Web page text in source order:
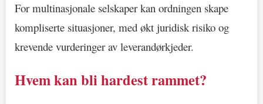
For multinasjonale selskaper kan ordningen skape
kompliserte situasjoner, med økt juridisk risiko og
krevende vurderinger av leverandørkjeder.
Hvem kan bli hardest rammet?